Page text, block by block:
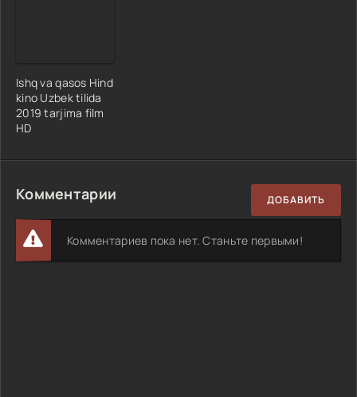
Ishq va qasos Hind
kino Uzbek tilida
2019 tarjima film
HD
Комментарии ДОБАВИТЬ
Комментариев пока нет. Станьте первыми!